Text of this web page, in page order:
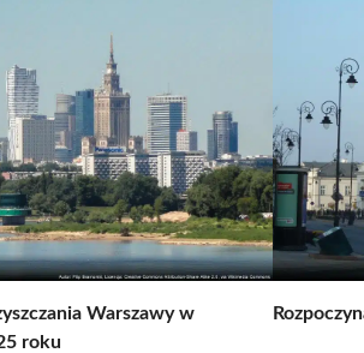
Warszawy w
roku